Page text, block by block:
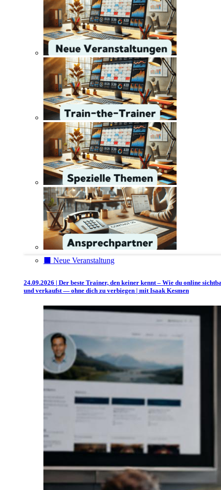
⬛️ Neue Veranstaltung
24.09.2026 | Der beste Trainer, den keiner kennt – Wie du online
und verkaufst — ohne dich zu verbiegen | mit Isaak Kesmen